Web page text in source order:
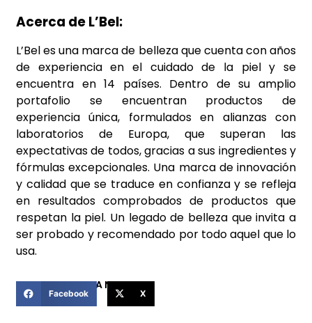
Acerca de L’Bel:
L’Bel es una marca de belleza que cuenta con años
de experiencia en el cuidado de la piel y se
encuentra en 14 países. Dentro de su amplio
portafolio se encuentran productos de
experiencia única, formulados en alianzas con
laboratorios de Europa, que superan las
expectativas de todos, gracias a sus ingredientes y
fórmulas excepcionales. Una marca de innovación
y calidad que se traduce en confianza y se refleja
en resultados comprobados de productos que
respetan la piel. Un legado de belleza que invita a
ser probado y recomendado por todo aquel que lo
usa.
COMPARTIR ESTA NOTICIA
Facebook X